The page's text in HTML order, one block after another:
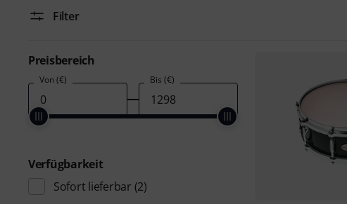
Filter
Preisbereich
Von (€) Bis (€)
Verfügbarkeit
Sofort lieferbar (2)